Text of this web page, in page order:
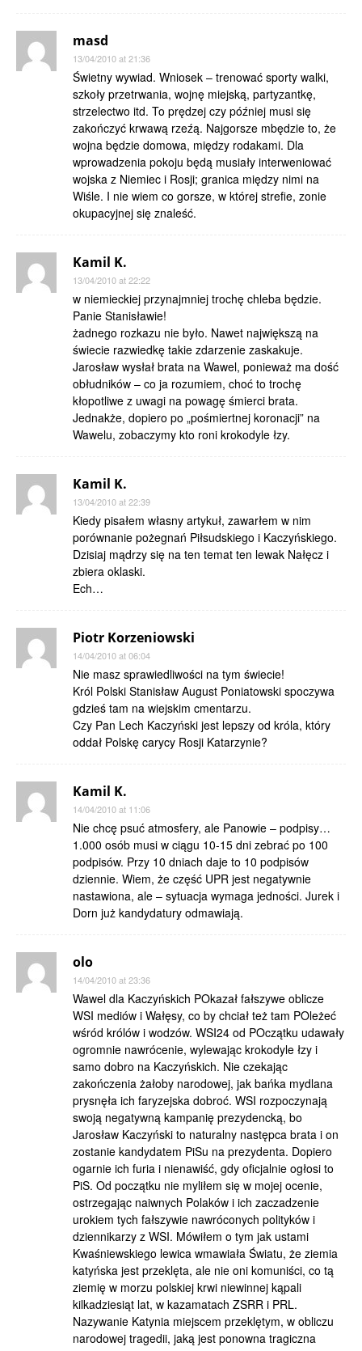
masd
13/04/2010 at 21:36
Świetny wywiad. Wniosek – trenować sporty walki,
szkoły przetrwania, wojnę miejską, partyzantkę,
strzelectwo itd. To prędzej czy później musi się
zakończyć krwawą rzeźą. Najgorsze mbędzie to, że
wojna będzie domowa, między rodakami. Dla
wprowadzenia pokoju będą musiały interweniować
wojska z Niemiec i Rosji; granica między nimi na
Wiśle. I nie wiem co gorsze, w której strefie, zonie
okupacyjnej się znaleść.
Kamil K.
13/04/2010 at 22:22
w niemieckiej przynajmniej trochę chleba będzie.
Panie Stanisławie!
żadnego rozkazu nie było. Nawet największą na
świecie razwiedkę takie zdarzenie zaskakuje.
Jarosław wysłał brata na Wawel, ponieważ ma dość
obłudników – co ja rozumiem, choć to trochę
kłopotliwe z uwagi na powagę śmierci brata.
Jednakże, dopiero po „pośmiertnej koronacji” na
Wawelu, zobaczymy kto roni krokodyle łzy.
Kamil K.
13/04/2010 at 22:39
Kiedy pisałem własny artykuł, zawarłem w nim
porównanie pożegnań Piłsudskiego i Kaczyńskiego.
Dzisiaj mądrzy się na ten temat ten lewak Nałęcz i
zbiera oklaski.
Ech…
Piotr Korzeniowski
14/04/2010 at 06:04
Nie masz sprawiedliwości na tym świecie!
Król Polski Stanisław August Poniatowski spoczywa
gdzieś tam na wiejskim cmentarzu.
Czy Pan Lech Kaczyński jest lepszy od króla, który
oddał Polskę carycy Rosji Katarzynie?
Kamil K.
14/04/2010 at 11:06
Nie chcę psuć atmosfery, ale Panowie – podpisy…
1.000 osób musi w ciągu 10-15 dni zebrać po 100
podpisów. Przy 10 dniach daje to 10 podpisów
dziennie. Wiem, że część UPR jest negatywnie
nastawiona, ale – sytuacja wymaga jedności. Jurek i
Dorn już kandydatury odmawiają.
olo
14/04/2010 at 23:36
Wawel dla Kaczyńskich POkazał fałszywe oblicze
WSI mediów i Wałęsy, co by chciał też tam POleżeć
wśród królów i wodzów. WSI24 od POczątku udawały
ogromnie nawrócenie, wylewając krokodyle łzy i
samo dobro na Kaczyńskich. Nie czekając
zakończenia żałoby narodowej, jak bańka mydlana
prysnęła ich faryzejska dobroć. WSI rozpoczynają
swoją negatywną kampanię prezydencką, bo
Jarosław Kaczyński to naturalny następca brata i on
zostanie kandydatem PiSu na prezydenta. Dopiero
ogarnie ich furia i nienawiść, gdy oficjalnie ogłosi to
PiS. Od początku nie myliłem się w mojej ocenie,
ostrzegając naiwnych Polaków i ich zaczadzenie
urokiem tych fałszywie nawróconych polityków i
dziennikarzy z WSI. Mówiłem o tym jak ustami
Kwaśniewskiego lewica wmawiała Światu, że ziemia
katyńska jest przeklęta, ale nie oni komuniści, co tą
ziemię w morzu polskiej krwi niewinnej kąpali
kilkadziesiąt lat, w kazamatach ZSRR i PRL.
Nazywanie Katynia miejscem przeklętym, w obliczu
narodowej tragedii, jaką jest ponowna tragiczna